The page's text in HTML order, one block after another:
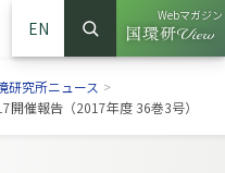
EN
サイト内検索
検索
Webマガジン
（別ウイ
研究所ニュース >
開催報告（2017年度 36巻3号）